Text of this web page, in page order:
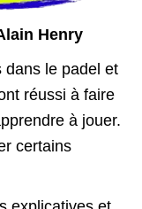
Henry
dans le padel et
réussi à faire
à jouer.
certains